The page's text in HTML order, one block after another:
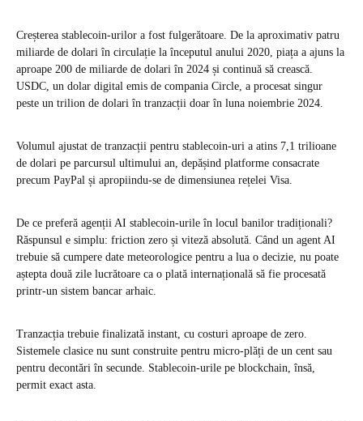
Creșterea stablecoin-urilor a fost fulgerătoare. De la aproximativ patru
miliarde de dolari în circulație la începutul anului 2020, piața a ajuns la
aproape 200 de miliarde de dolari în 2024 și continuă să crească.
USDC, un dolar digital emis de compania Circle, a procesat singur
peste un trilion de dolari în tranzacții doar în luna noiembrie 2024.
Volumul ajustat de tranzacții pentru stablecoin-uri a atins 7,1 trilioane
de dolari pe parcursul ultimului an, depășind platforme consacrate
precum PayPal și apropiindu-se de dimensiunea rețelei Visa.
De ce preferă agenții AI stablecoin-urile în locul banilor tradiționali?
Răspunsul e simplu: friction zero și viteză absolută. Când un agent AI
trebuie să cumpere date meteorologice pentru a lua o decizie, nu poate
aștepta două zile lucrătoare ca o plată internațională să fie procesată
printr-un sistem bancar arhaic.
Tranzacția trebuie finalizată instant, cu costuri aproape de zero.
Sistemele clasice nu sunt construite pentru micro-plăți de un cent sau
pentru decontări în secunde. Stablecoin-urile pe blockchain, însă,
permit exact asta.